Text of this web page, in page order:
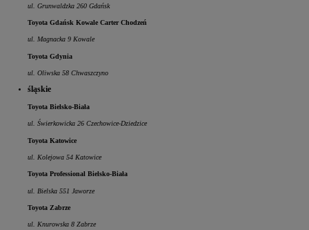
ul. Grunwaldzka 260 Gdańsk
Toyota Gdańsk Kowale Carter Chodzeń
ul. Magnacka 9 Kowale
Toyota Gdynia
ul. Oliwska 58 Chwaszczyno
śląskie
Toyota Bielsko-Biała
ul. Świerkowicka 26 Czechowice-Dziedzice
Toyota Katowice
ul. Kolejowa 54 Katowice
Toyota Professional Bielsko-Biała
ul. Bielska 551 Jaworze
Toyota Zabrze
ul. Knurowska 8 Zabrze